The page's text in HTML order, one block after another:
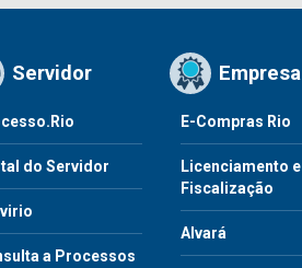
Servidor
do Servidor
a Processos
Empresa
E-Compras Rio
Licenciamento e
Fiscalização
Alvará